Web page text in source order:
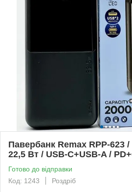
Павербанк Remax RPP-623
22,5 Вт / USB-C+USB-A /
Готово до відправки
Код: 1243
Роздріб